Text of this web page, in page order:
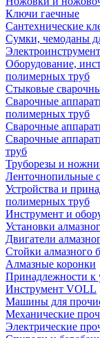
Ключи гаечные
Сантехнические
Сумки, чемоданы
Оборудование,
полимерных труб
Стыковые
Сварочные
полимерных труб
Сварочные
Сварочные
труб
Труборезы и
Ленточнопильные
Устройства и
полимерных труб
Инструмент и
Установки
Двигатели
Стойки алмазного
Алмазные коронки
Принадлежности к
Инструмент VOLL
Машины для
Механические
Электрические